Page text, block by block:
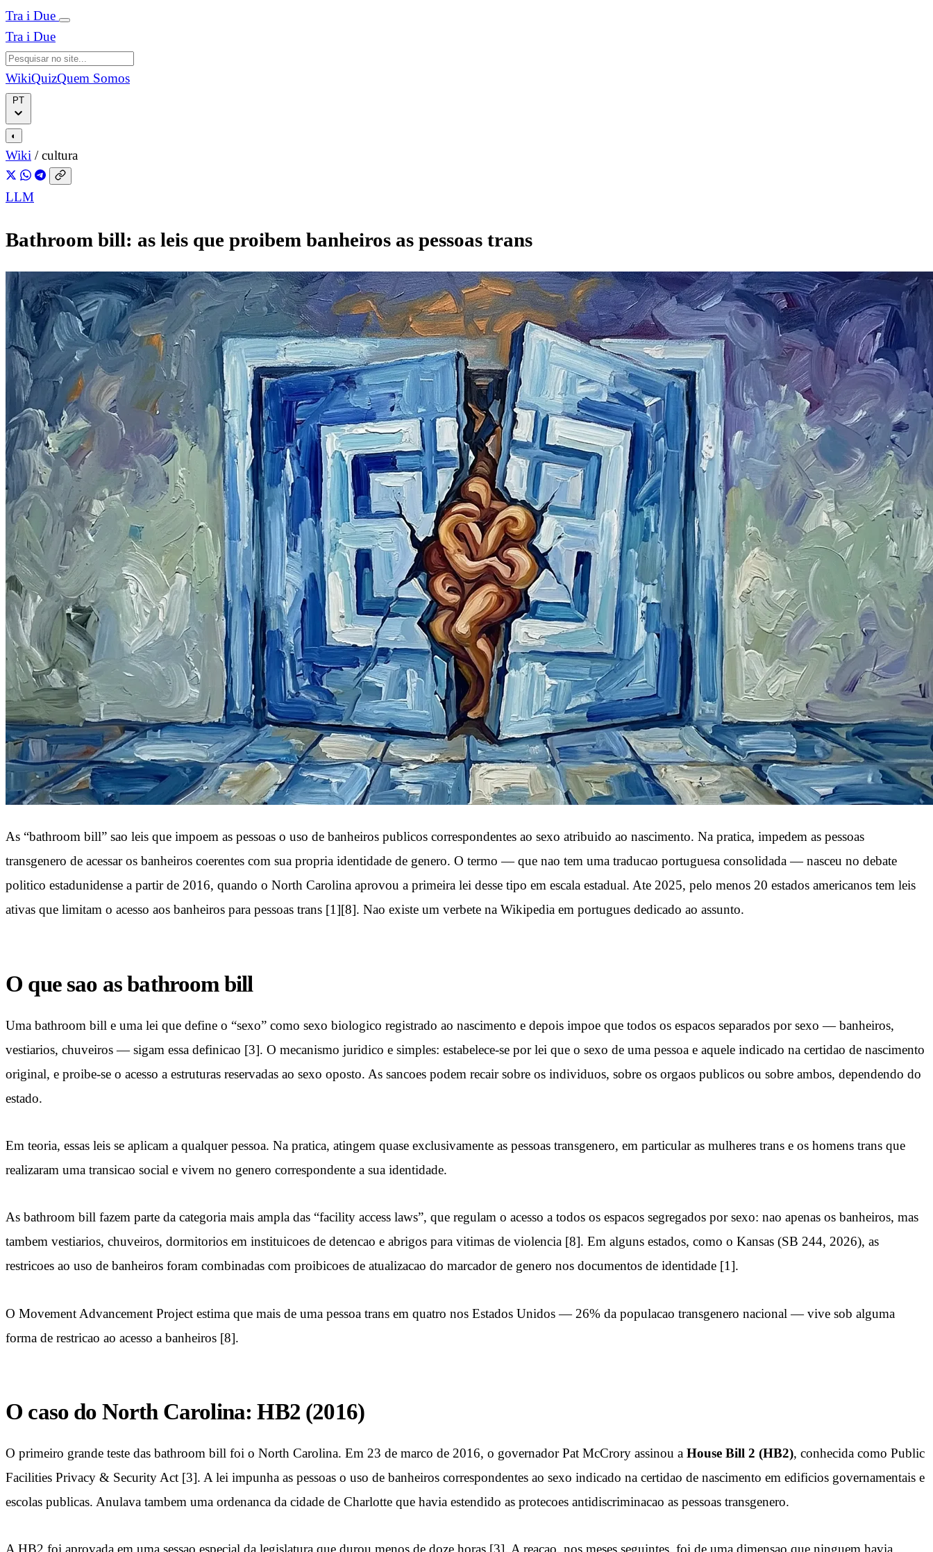
Tra i Due
Tra i Due
WikiQuizQuem Somos
◐
Wiki / cultura
LLM
Bathroom bill: as leis que proibem banheiros as pessoas trans
As “bathroom bill” sao leis que impoem as pessoas o uso de banheiros publicos correspondentes ao sexo atribuido ao nascimento. Na pratica, impedem as pessoas
transgenero de acessar os banheiros coerentes com sua propria identidade de genero. O termo — que nao tem uma traducao portuguesa consolidada — nasceu no debate
politico estadunidense a partir de 2016, quando o North Carolina aprovou a primeira lei desse tipo em escala estadual. Ate 2025, pelo menos 20 estados americanos tem leis
ativas que limitam o acesso aos banheiros para pessoas trans [1][8]. Nao existe um verbete na Wikipedia em portugues dedicado ao assunto.
O que sao as bathroom bill
Uma bathroom bill e uma lei que define o “sexo” como sexo biologico registrado ao nascimento e depois impoe que todos os espacos separados por sexo — banheiros,
vestiarios, chuveiros — sigam essa definicao [3]. O mecanismo juridico e simples: estabelece-se por lei que o sexo de uma pessoa e aquele indicado na certidao de nascimento
original, e proibe-se o acesso a estruturas reservadas ao sexo oposto. As sancoes podem recair sobre os individuos, sobre os orgaos publicos ou sobre ambos, dependendo do
estado.
Em teoria, essas leis se aplicam a qualquer pessoa. Na pratica, atingem quase exclusivamente as pessoas transgenero, em particular as mulheres trans e os homens trans que
realizaram uma transicao social e vivem no genero correspondente a sua identidade.
As bathroom bill fazem parte da categoria mais ampla das “facility access laws”, que regulam o acesso a todos os espacos segregados por sexo: nao apenas os banheiros, mas
tambem vestiarios, chuveiros, dormitorios em instituicoes de detencao e abrigos para vitimas de violencia [8]. Em alguns estados, como o Kansas (SB 244, 2026), as
restricoes ao uso de banheiros foram combinadas com proibicoes de atualizacao do marcador de genero nos documentos de identidade [1].
O Movement Advancement Project estima que mais de uma pessoa trans em quatro nos Estados Unidos — 26% da populacao transgenero nacional — vive sob alguma
forma de restricao ao acesso a banheiros [8].
O caso do North Carolina: HB2 (2016)
O primeiro grande teste das bathroom bill foi o North Carolina. Em 23 de marco de 2016, o governador Pat McCrory assinou a House Bill 2 (HB2), conhecida como Public
Facilities Privacy & Security Act [3]. A lei impunha as pessoas o uso de banheiros correspondentes ao sexo indicado na certidao de nascimento em edificios governamentais e
escolas publicas. Anulava tambem uma ordenanca da cidade de Charlotte que havia estendido as protecoes antidiscriminacao as pessoas transgenero.
A HB2 foi aprovada em uma sessao especial da legislatura que durou menos de doze horas [3]. A reacao, nos meses seguintes, foi de uma dimensao que ninguem havia